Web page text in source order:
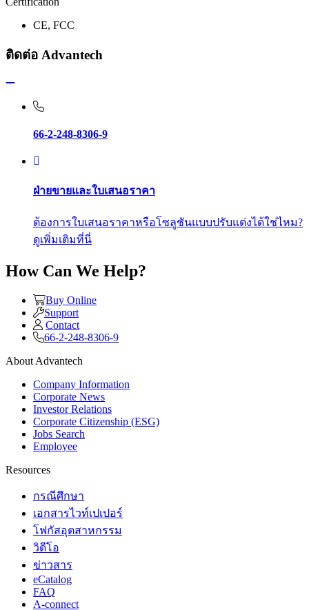
CE, FCC
ติดต่อ Advantech
66-2-248-8306-9
ฝ่ายขายและใบเสนอราคา
ต้องการใบเสนอราคาหรือโซลูชันแบบปรับแต่งได้ใช่ไหม?
ดูเพิ่มเติมที่นี่
How Can We Help?
Buy Online
Support
Contact
66-2-248-8306-9
About Advantech
Company Information
Corporate News
Investor Relations
Corporate Citizenship (ESG)
Jobs Search
Employee
Resources
กรณีศึกษา
เอกสารไวท์เปเปอร์
โฟกัสอุตสาหกรรม
วิดีโอ
ข่าวสาร
eCatalog
FAQ
A-connect